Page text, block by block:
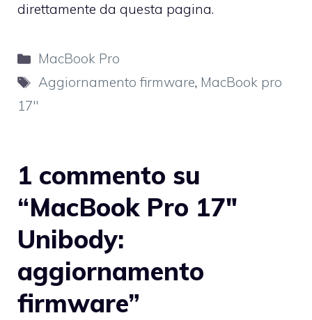
direttamente da questa pagina.
Categorie
MacBook Pro
Tag
Aggiornamento firmware, MacBook pro
17"
1 commento su
“MacBook Pro 17″
Unibody:
aggiornamento
firmware”